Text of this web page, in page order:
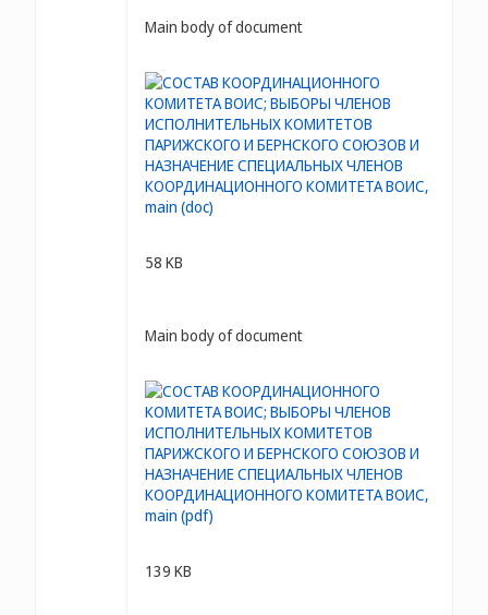
Main body of document
58 KB
Main body of document
139 KB